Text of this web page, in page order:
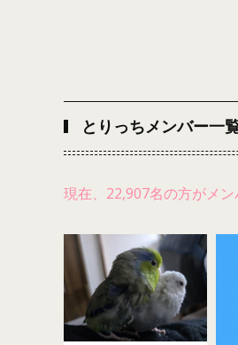
とりっちメンバー一
現在、22,907名の方がメン